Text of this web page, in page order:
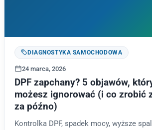
DIAGNOSTYKA SAMOCHODOWA
24 marca, 2026
DPF zapchany? 5 objawów,
możesz ignorować (i co zrobić
za późno)
Kontrolka DPF, spadek mocy, wyższe